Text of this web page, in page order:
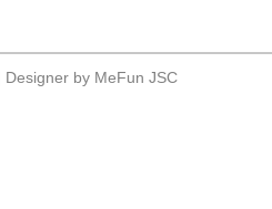
by MeFun JSC